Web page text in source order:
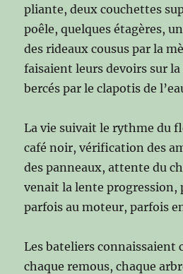
pliante, deux couchettes
poêle, quelques étagères,
des rideaux cousus par la
faisaient leurs devoirs sur
bercés par le clapotis de
La vie suivait le rythme du
café noir, vérification des
des panneaux, attente du
venait la lente progression,
parfois au moteur, parfois
Les bateliers connaissaient
chaque remous, chaque